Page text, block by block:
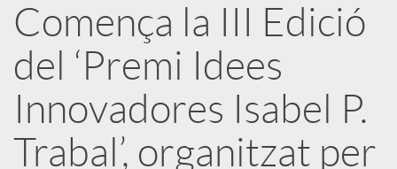
u
b
Comença la III Edició
del ‘Premi Idees
Innovadores Isabel P.
Trabal’, organitzat per